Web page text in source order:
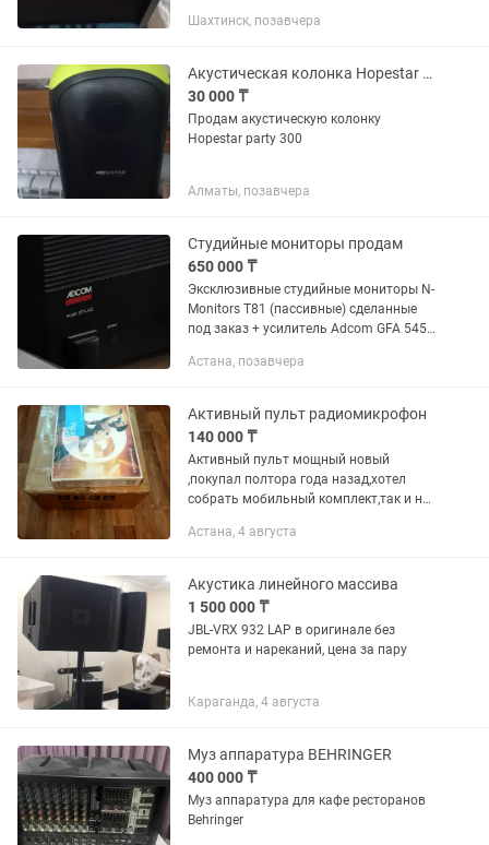
Шахтинск, позавчера
Акустическая колонка Hopestar party 300
30 000 ₸
Продам акустическую колонку
Hopestar party 300
Алматы, позавчера
Студийные мониторы продам
650 000 ₸
Эксклюзивные студийные мониторы N-
Monitors T81 (пассивные) сделанные
под заказ + усилитель Adcom GFA 545
звука. В разы лучше звук и
Астана, позавчера
Активный пульт радиомикрофон
140 000 ₸
Активный пульт мощный новый
,покупал полтора года назад,хотел
собрать мобильный комплект,так и не
практически новый,использовался
Отличный...
Астана, 4 августа
Акустика линейного массива
1 500 000 ₸
JBL-VRX 932 LAP в оригинале без
ремонта и нареканий, цена за пару
Караганда, 4 августа
Муз аппаратура BEHRINGER
400 000 ₸
Муз аппаратура для кафе ресторанов
Behringer